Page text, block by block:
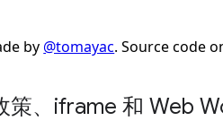
策、iframe 和 Web